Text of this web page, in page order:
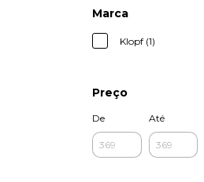
Marca
Klopf (1)
Preço
De Até